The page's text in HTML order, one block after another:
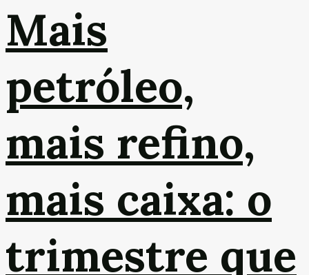
Mais
petróleo,
mais refino,
mais caixa: o
trimestre que